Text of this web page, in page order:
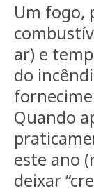
Um fogo,
ar) e
do
Quando
este ano
deixar